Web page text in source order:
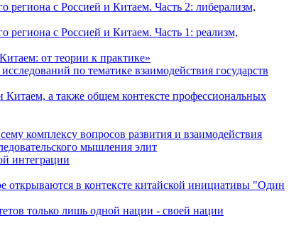
с Россией и Китаем. Часть 2: либерализм,
с Россией и Китаем. Часть 1: реализм,
от теории к практике»
по тематике взаимодействия государств
а также общем контексте профессиональных
комплексу вопросов развития и взаимодействия
мышления элит
интеграции
открываются в контексте китайской инициативы "Один
только лишь одной нации - своей нации